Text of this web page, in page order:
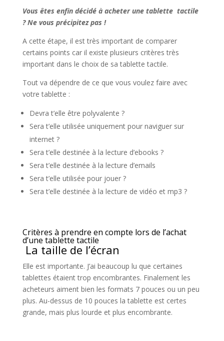
Vous êtes enfin décidé à acheter une tablette tactile
? Ne vous précipitez pas !
A cette étape, il est très important de comparer
certains points car il existe plusieurs critères très
important dans le choix de sa tablette tactile.
Tout va dépendre de ce que vous voulez faire avec
votre tablette :
Devra t’elle être polyvalente ?
Sera t’elle utilisée uniquement pour naviguer sur
internet ?
Sera t’elle destinée à la lecture d’ebooks ?
Sera t’elle destinée à la lecture d’emails
Sera t’elle utilisée pour jouer ?
Sera t’elle destinée à la lecture de vidéo et mp3 ?
Critères à prendre en compte lors de l’achat
d’une tablette tactile
La taille de l’écran
Elle est importante. J’ai beaucoup lu que certaines
tablettes étaient trop encombrantes. Finalement les
acheteurs aiment bien les formats 7 pouces ou un peu
plus. Au-dessus de 10 pouces la tablette est certes
grande, mais plus lourde et plus encombrante.